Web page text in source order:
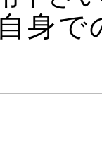
身